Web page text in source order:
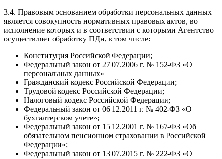
3.4. Правовым основанием обработки персональных данных
является совокупность нормативных правовых актов, во
исполнение которых и в соответствии с которыми Агентство
осуществляет обработку ПДн, в том числе:
Конституция Российской Федерации;
Федеральный закон от 27.07.2006 г. № 152-ФЗ «О
персональных данных»
Гражданский кодекс Российской Федерации;
Трудовой кодекс Российской Федерации;
Налоговый кодекс Российской Федерации;
Федеральный закон от 06.12.2011 г. № 402-ФЗ «О
бухгалтерском учете»;
Федеральный закон от 15.12.2001 г. № 167-ФЗ «Об
обязательном пенсионном страховании в Российской
Федерации»;
Федеральный закон от 13.07.2015 г. № 222-ФЗ «О